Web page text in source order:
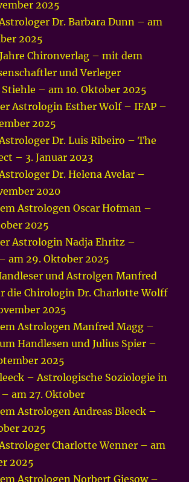
2025
Dr. Barbara Dunn – am
2025
Chironverlag – mit dem
und Verleger
– am 10. Oktober 2025
Astrologin Esther Wolf – IFAP –
2025
Dr. Luis Ribeiro – The
– 3. Januar 2023
Dr. Helena Avelar –
2020
Astrologen Oscar Hofman –
2025
Astrologin Nadja Ehritz –
am 29. Oktober 2025
und Astrolgen Manfred
die Chirologin Dr. Charlotte Wolff
2025
Astrologen Manfred Magg –
Handlesen und Julius Spier –
2025
– Astrologische Soziologie in
am 27. Oktober
Astrologen Andreas Bleeck –
2025
Charlotte Wenner – am
2025
Astrologen Norbert Giesow –